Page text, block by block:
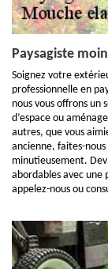
Paysagiste
Soignez votre
professionnelle en
nous vous offrons un
d’espace ou
autres, que vous
ancienne, faites-
minutieusement.
abordables avec une
appelez-nous ou